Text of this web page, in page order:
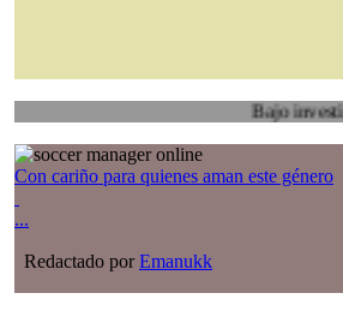
Bajo investigación
Con cariño para quienes aman este género
...
Redactado porEmanukk